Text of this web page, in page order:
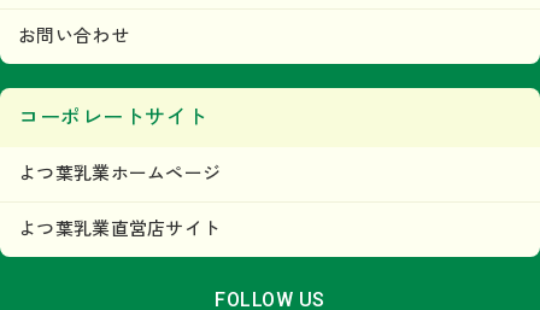
お問い合わせ
コーポレートサイト
よつ葉乳業ホームページ
よつ葉乳業直営店サイト
FOLLOW US